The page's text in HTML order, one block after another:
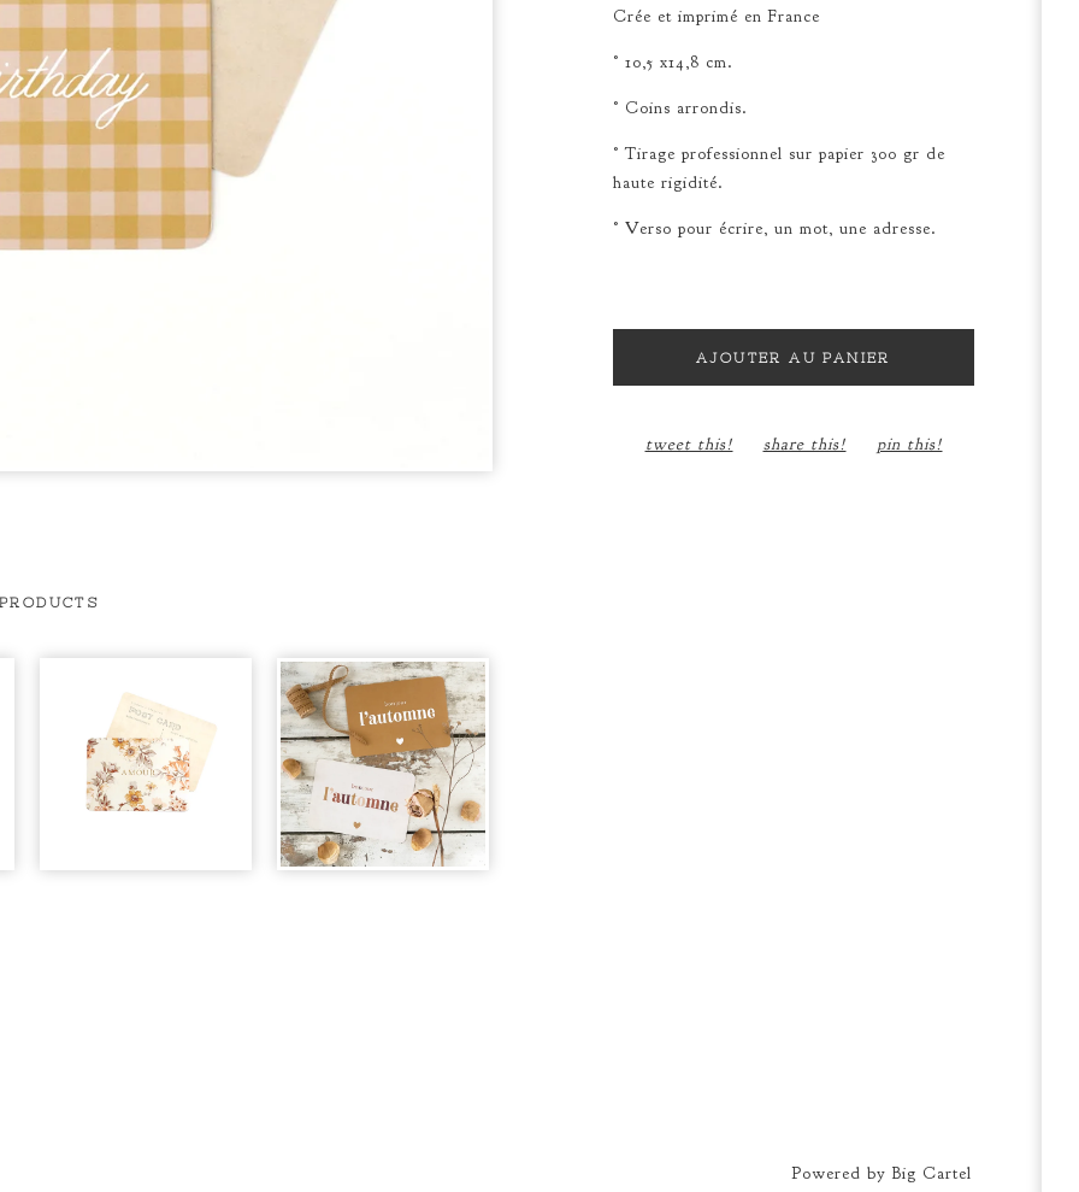
Crée et imprimé en France
° 10,5 x14,8 cm.
° Coins arrondis.
° Tirage professionnel sur papier 300 gr de
haute rigidité.
° Verso pour écrire, un mot, une adresse.
AJOUTER AU PANIER
tweet this! share this! pin this!
Powered by Big Cartel